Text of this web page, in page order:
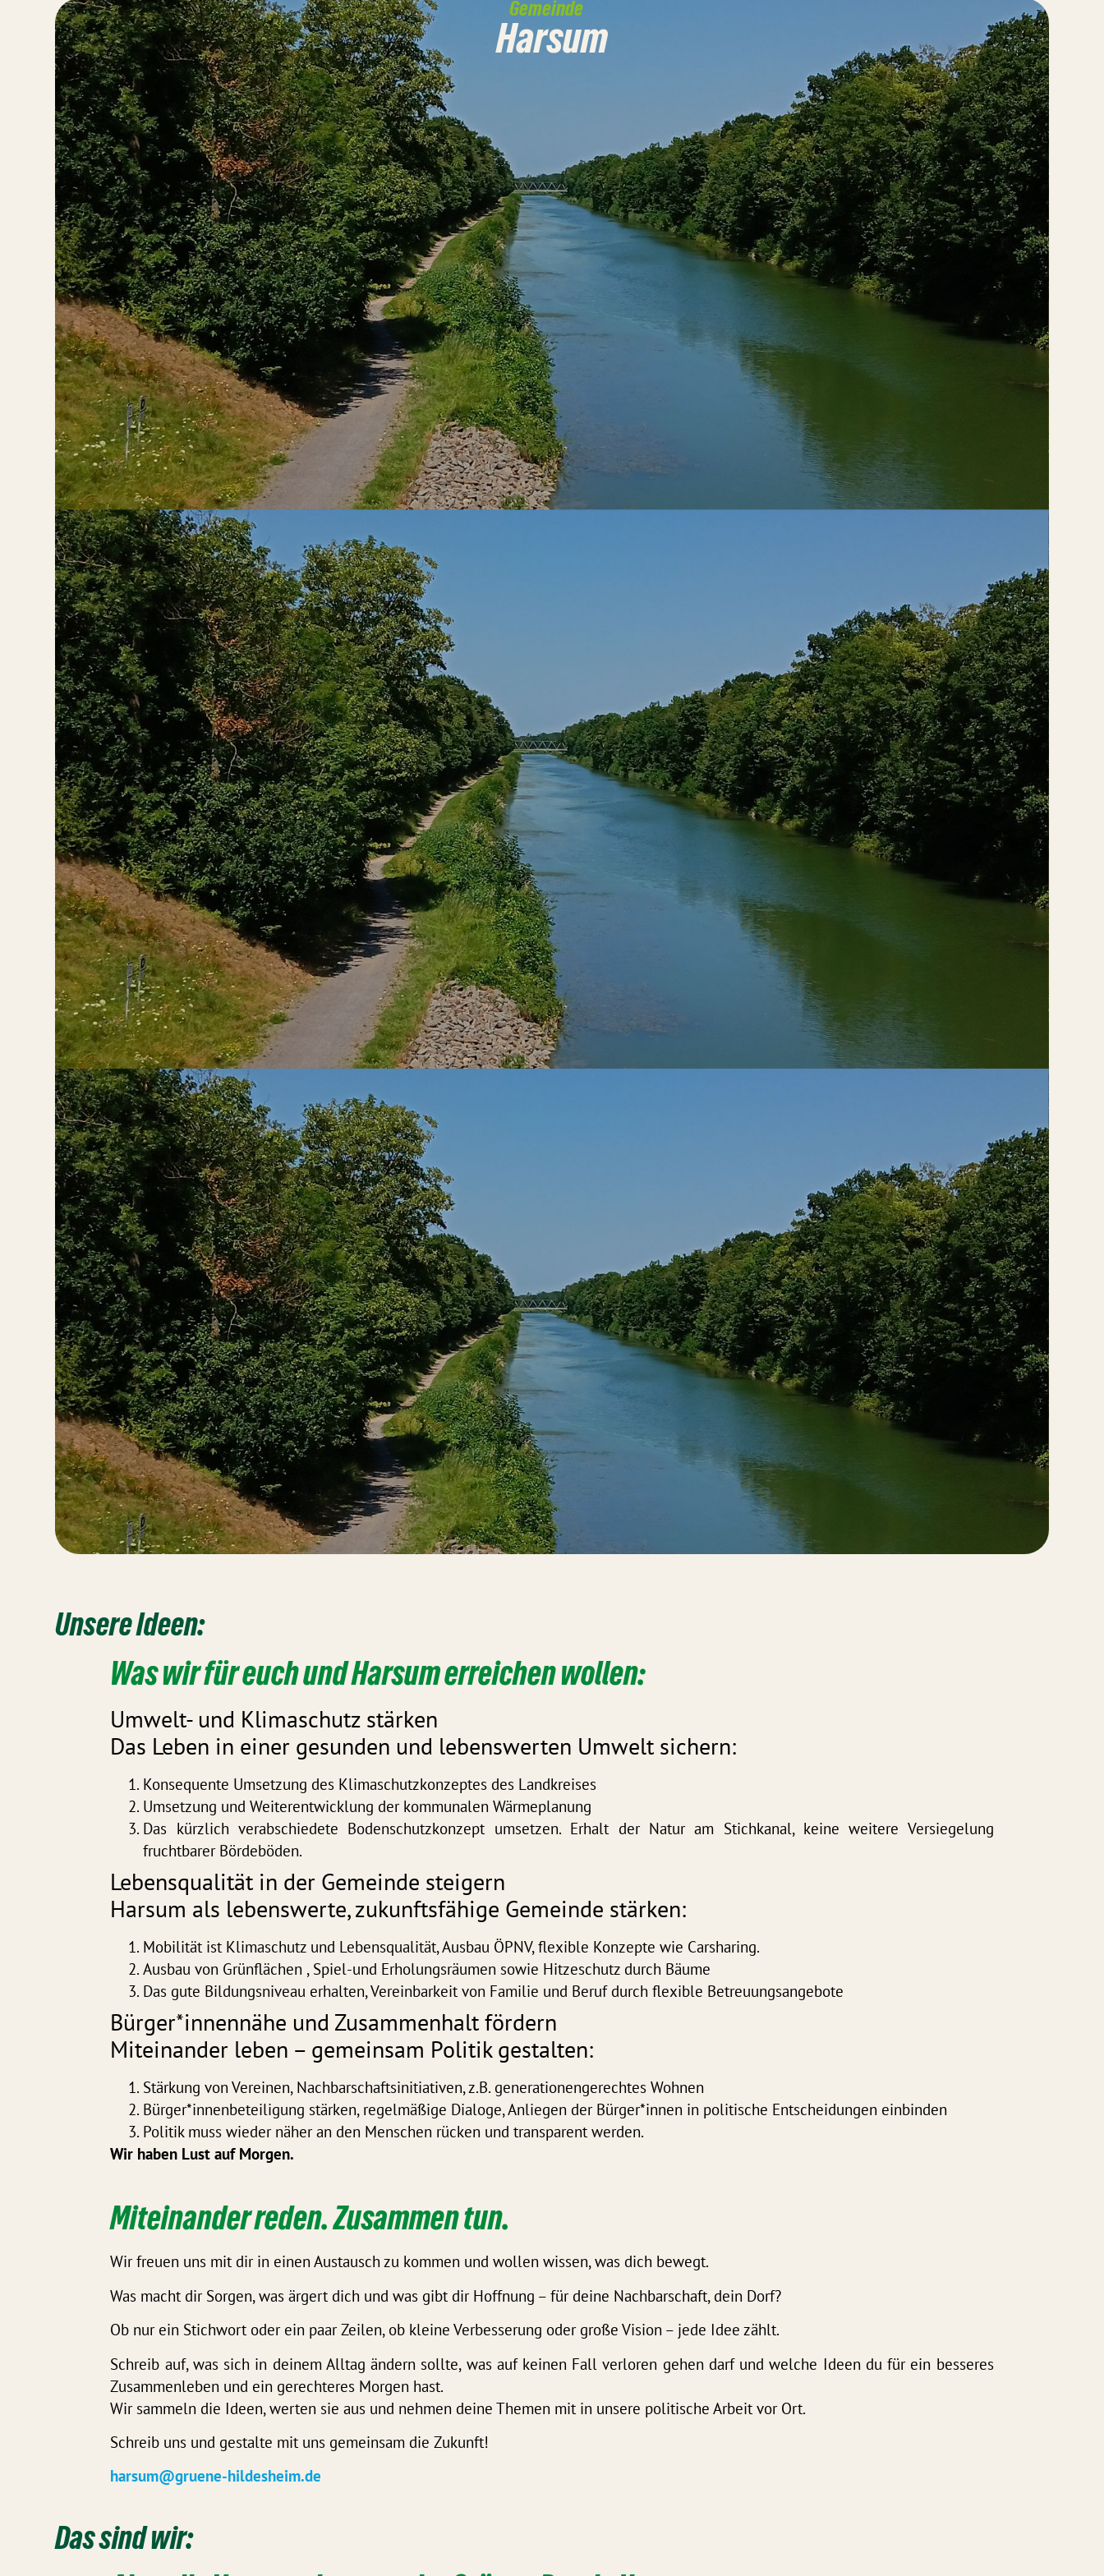
Gemeinde
Harsum
Unsere Ideen:
Was wir für euch und Harsum erreichen wollen:
Umwelt- und Klimaschutz stärken
Das Leben in einer gesunden und lebenswerten Umwelt sichern:
Konsequente Umsetzung des Klimaschutzkonzeptes des Landkreises
Umsetzung und Weiterentwicklung der kommunalen Wärmeplanung
Das kürzlich verabschiedete Bodenschutzkonzept umsetzen. Erhalt der Natur am Stichkanal, keine weitere Versiegelung
fruchtbarer Bördeböden.
Lebensqualität in der Gemeinde steigern
Harsum als lebenswerte, zukunftsfähige Gemeinde stärken:
Mobilität ist Klimaschutz und Lebensqualität, Ausbau ÖPNV, flexible Konzepte wie Carsharing.
Ausbau von Grünflächen , Spiel-und Erholungsräumen sowie Hitzeschutz durch Bäume
Das gute Bildungsniveau erhalten, Vereinbarkeit von Familie und Beruf durch flexible Betreuungsangebote
Bürger*innennähe und Zusammenhalt fördern
Miteinander leben – gemeinsam Politik gestalten:
Stärkung von Vereinen, Nachbarschaftsinitiativen, z.B. generationengerechtes Wohnen
Bürger*innenbeteiligung stärken, regelmäßige Dialoge, Anliegen der Bürger*innen in politische Entscheidungen einbinden
Politik muss wieder näher an den Menschen rücken und transparent werden.
Wir haben Lust auf Morgen.
Miteinander reden. Zusammen tun.
Wir freuen uns mit dir in einen Austausch zu kommen und wollen wissen, was dich bewegt.
Was macht dir Sorgen, was ärgert dich und was gibt dir Hoffnung – für deine Nachbarschaft, dein Dorf?
Ob nur ein Stichwort oder ein paar Zeilen, ob kleine Verbesserung oder große Vision – jede Idee zählt.
Schreib auf, was sich in deinem Alltag ändern sollte, was auf keinen Fall verloren gehen darf und welche Ideen du für ein besseres
Zusammenleben und ein gerechteres Morgen hast.
Wir sammeln die Ideen, werten sie aus und nehmen deine Themen mit in unsere politische Arbeit vor Ort.
Schreib uns und gestalte mit uns gemeinsam die Zukunft!
harsum@gruene-hildesheim.de
Das sind wir: